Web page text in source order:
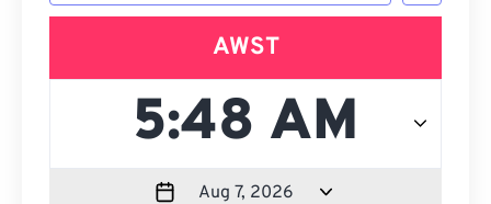
AWST